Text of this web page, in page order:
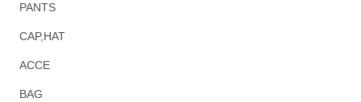
PANTS
CAP,HAT
ACCE
BAG